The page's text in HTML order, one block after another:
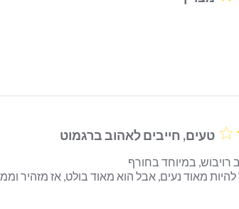
read more about review
טעים, חייבים לאהוב ברגמוט